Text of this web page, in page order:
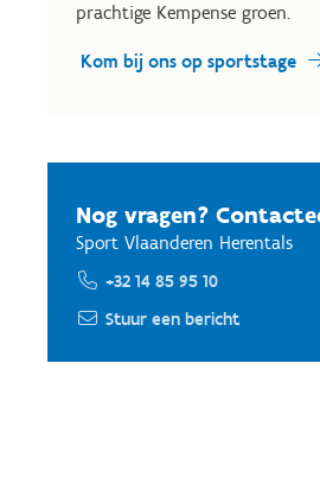
prachtige Kempense groen.
Kom bij ons op sportstage
Nog vragen?
Sport Vlaanderen Herentals
+32 14 85 95 10
Stuur een bericht